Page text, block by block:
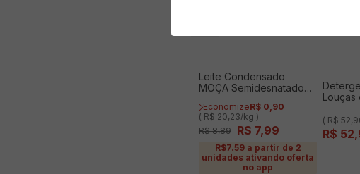
Leite Condensado
MOÇA Semidesnatado
EconomizeR$ 0,90
( R$ 20,23/kg )
R$ 8,89 R$ 7,99
R$7.59 a partir de 2
unidades ativando oferta
no app
Louças
( R$
R$ 52,